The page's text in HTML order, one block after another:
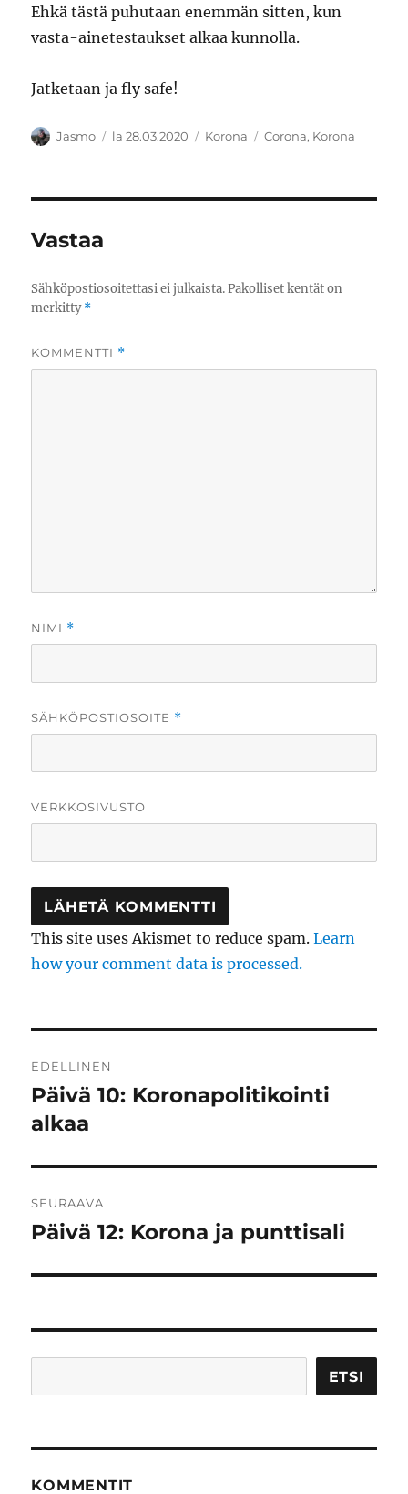
Ehkä tästä puhutaan enemmän sitten, kun
vasta-ainetestaukset alkaa kunnolla.
Jatketaan ja fly safe!
Kirjoittaja
Jasmo Julkaistu
la 28.03.2020 Kategoriat
Korona Avainsanat
Corona, Korona
Vastaa
Sähköpostiosoitettasi ei julkaista. Pakolliset kentät on
merkitty*
KOMMENTTI *
NIMI *
SÄHKÖPOSTIOSOITE *
VERKKOSIVUSTO
This site uses Akismet to reduce spam.Learn
how your comment data is processed.
selaus
EDELLINEN
Edellinen
artikkeli:
Päivä 10: Koronapolitikointi
alkaa
SEURAAVA
Seuraava
Päivä 12: Korona ja punttisali
ETSI
KOMMENTIT